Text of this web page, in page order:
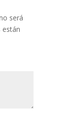
será
están